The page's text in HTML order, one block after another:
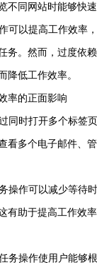
不同网站时能够快速
可以提高工作效率
务。然而，过度依
降低工作效率。
率的正面影响
同时打开多个标签
看多个电子邮件、
操作可以减少等待
有助于提高工作效
务操作使用户能够